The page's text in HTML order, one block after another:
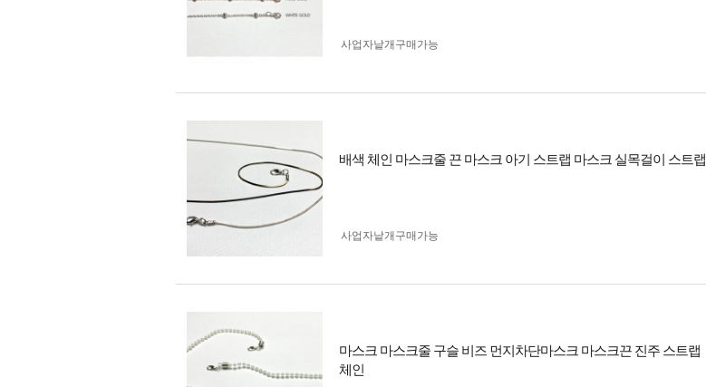
사업자 낱개구매가능
배색 체인 마스크줄 끈 마스크 아기 스트랩 마스크 실목걸이 스트랩
사업자 낱개구매가능
마스크 마스크줄 구슬 비즈 먼지차단마스크 마스크끈 진주 스트랩
체인